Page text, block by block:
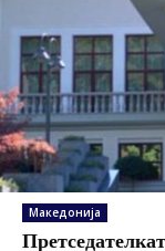
Македонија